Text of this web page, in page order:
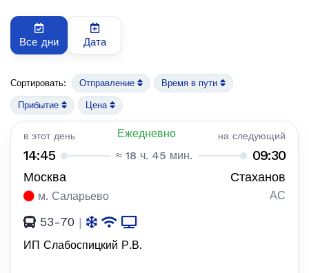
Все дни Дата
Сортировать: Отправление Время в пути
Прибытие Цена
в этот день Ежедневно на следующий
14:45 ≈ 18 ч. 45 мин. 09:30
Москва Стаханов
м. Саларьево АС
53-70 |
ИП Слабоспицкий Р.В.